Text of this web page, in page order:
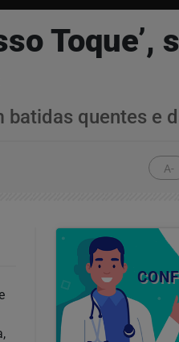
Toque’,
batidas quentes e
A-